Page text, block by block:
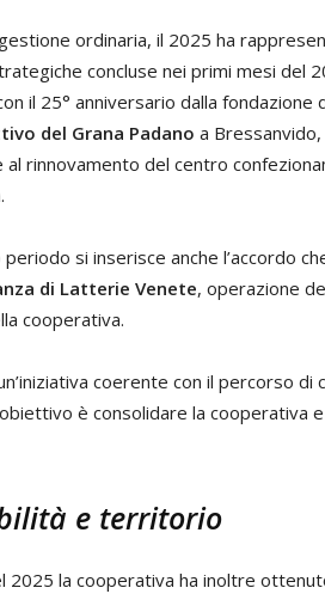
ordinaria, il 2025 ha
concluse nei primi mesi del
il 25° anniversario dalla
del Grana Padano a
al rinnovamento del centro
si inserisce anche l’accordo
di Latterie Venete, operazione
cooperativa.
coerente con il percorso
è consolidare la
e territorio
2025 la cooperativa ha inoltre